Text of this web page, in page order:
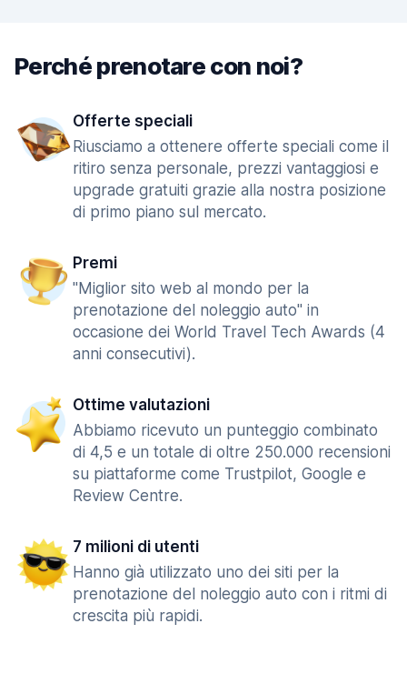
Perché prenotare con noi?
Offerte speciali
Riusciamo a ottenere offerte speciali come il
ritiro senza personale, prezzi vantaggiosi e
upgrade gratuiti grazie alla nostra posizione
di primo piano sul mercato.
Premi
"Miglior sito web al mondo per la
prenotazione del noleggio auto" in
occasione dei World Travel Tech Awards (4
anni consecutivi).
Ottime valutazioni
Abbiamo ricevuto un punteggio combinato
di 4,5 e un totale di oltre 250.000 recensioni
su piattaforme come Trustpilot, Google e
Review Centre.
7 milioni di utenti
Hanno già utilizzato uno dei siti per la
prenotazione del noleggio auto con i ritmi di
crescita più rapidi.